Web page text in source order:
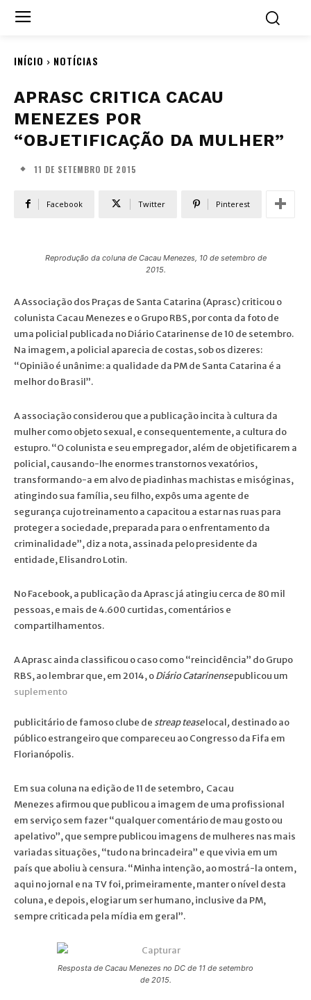
INÍCIO NOTÍCIAS
APRASC CRITICA CACAU
MENEZES POR
“OBJETIFICAÇÃO DA MULHER”
11 DE SETEMBRO DE 2015
Facebook Twitter Pinterest
Reprodução da coluna de Cacau Menezes, 10 de setembro de
2015.
A Associação dos Praças de Santa Catarina (Aprasc) criticou o
colunista Cacau Menezes e o Grupo RBS, por conta da foto de
uma policial publicada no Diário Catarinense de 10 de setembro.
Na imagem, a policial aparecia de costas, sob os dizeres:
“Opinião é unânime: a qualidade da PM de Santa Catarina é a
melhor do Brasil”.
A associação considerou que a publicação incita à cultura da
mulher como objeto sexual, e consequentemente, a cultura do
estupro. “O colunista e seu empregador, além de objetificarem a
policial, causando-lhe enormes transtornos vexatórios,
transformando-a em alvo de piadinhas machistas e misóginas,
atingindo sua família, seu filho, expôs uma agente de
segurança cujo treinamento a capacitou a estar nas ruas para
proteger a sociedade, preparada para o enfrentamento da
criminalidade”, diz a nota, assinada pelo presidente da
entidade, Elisandro Lotin.
No Facebook, a publicação da Aprasc já atingiu cerca de 80 mil
pessoas, e mais de 4.600 curtidas, comentários e
compartilhamentos.
A Aprasc ainda classificou o caso como “reincidência” do Grupo
RBS, ao lembrar que, em 2014, oDiário Catarinensepublicou um
suplemento
publicitário de famoso clube de streap teaselocal,destinado ao
público estrangeiro que compareceu ao Congresso da Fifa em
Florianópolis.
Em sua coluna na edição de 11 de setembro, Cacau
Menezes afirmou que publicou a imagem de uma profissional
em serviço sem fazer “qualquer comentário de mau gosto ou
apelativo”, que sempre publicou imagens de mulheres nas mais
variadas situações, “tudo na brincadeira” e que vivia em um
país que aboliu à censura. “Minha intenção, ao mostrá-la ontem,
aqui no jornal e na TV foi, primeiramente, manter o nível desta
coluna, e depois, elogiar um ser humano, inclusive da PM,
sempre criticada pela mídia em geral”.
Resposta de Cacau Menezes no DC de 11 de setembro
de 2015.